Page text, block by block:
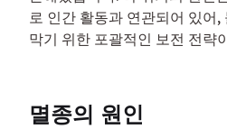
로 인간 활동과 연관되어 있어,
막기 위한 포괄적인 보전 전략
멸종의 원인